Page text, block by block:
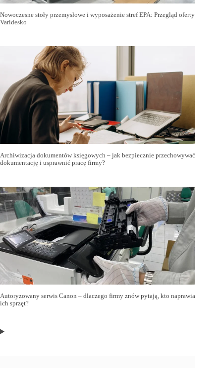
Nowoczesne stoły przemysłowe i wyposażenie stref EPA: Przegląd oferty
Varidesko
Archiwizacja dokumentów księgowych – jak bezpiecznie przechowywać
dokumentację i usprawnić pracę firmy?
Autoryzowany serwis Canon – dlaczego firmy znów pytają, kto naprawia
ich sprzęt?